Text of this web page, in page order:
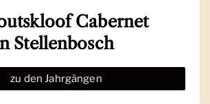
Cabernet
Stellenbosch
zu den Jahrgängen